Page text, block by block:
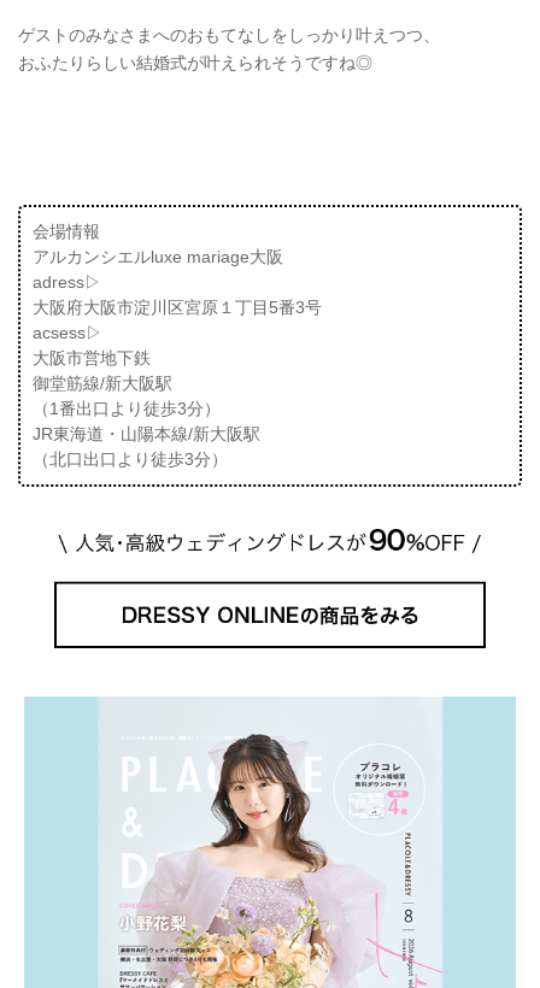
ゲストのみなさまへのおもてなしをしっかり叶えつつ、
おふたりらしい結婚式が叶えられそうですね◎
会場情報
アルカンシエルluxe mariage大阪
adress▷
大阪府大阪市淀川区宮原１丁目5番3号
acsess▷
大阪市営地下鉄
御堂筋線/新大阪駅
（1番出口より徒歩3分）
JR東海道・山陽本線/新大阪駅
（北口出口より徒歩3分）